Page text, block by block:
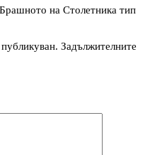
на Столетника тип
Задължителните